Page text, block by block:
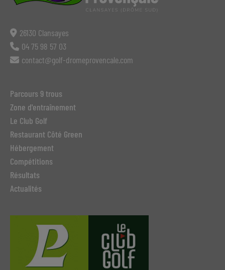
26130 Clansayes
04 75 98 57 03
contact@golf-dromeprovencale.com
Parcours 9 trous
Zone d'entraînement
Le Club Golf
Restaurant Côté Green
Hébergement
Compétitions
Résultats
Actualités